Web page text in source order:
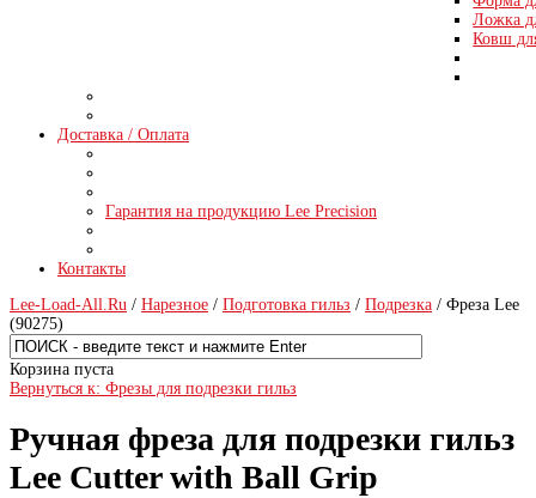
Ложка
Ковш
Доставка / Оплата
Гарантия на продукцию Lee Precision
Контакты
Lee-Load-All.Ru / Нарезное / Подготовка гильз / Подрезка / Фреза Lee
(90275)
Корзина пуста
Вернуться к: Фрезы для подрезки гильз
Ручная фреза для подрезки гильз
Lee Cutter with Ball Grip